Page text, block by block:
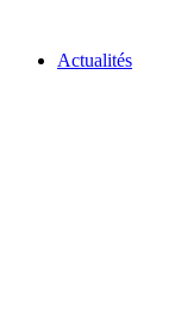
Actualités